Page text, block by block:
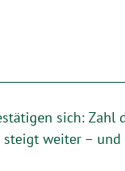
sich: Zahl
steigt weiter –